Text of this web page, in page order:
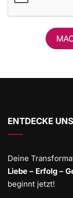
ENTDECKE
Deine
Liebe – Erfolg –
beginnt jetzt!